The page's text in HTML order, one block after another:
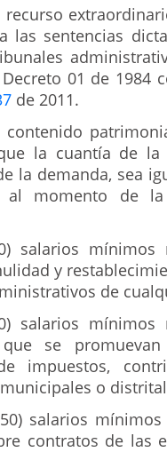
recurso
las sentencias
01 de 1984
de 2011.
contenido
la cuantía de
la demanda, sea
al momento de
salarios mínimos
y
de
salarios mínimos
se
impuestos,
o
salarios
contratos de las